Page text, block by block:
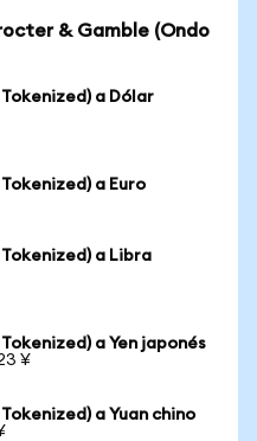
& Gamble (Ondo
a Dólar
a Euro
a Libra
a Yen japonés
¥
a Yuan chino